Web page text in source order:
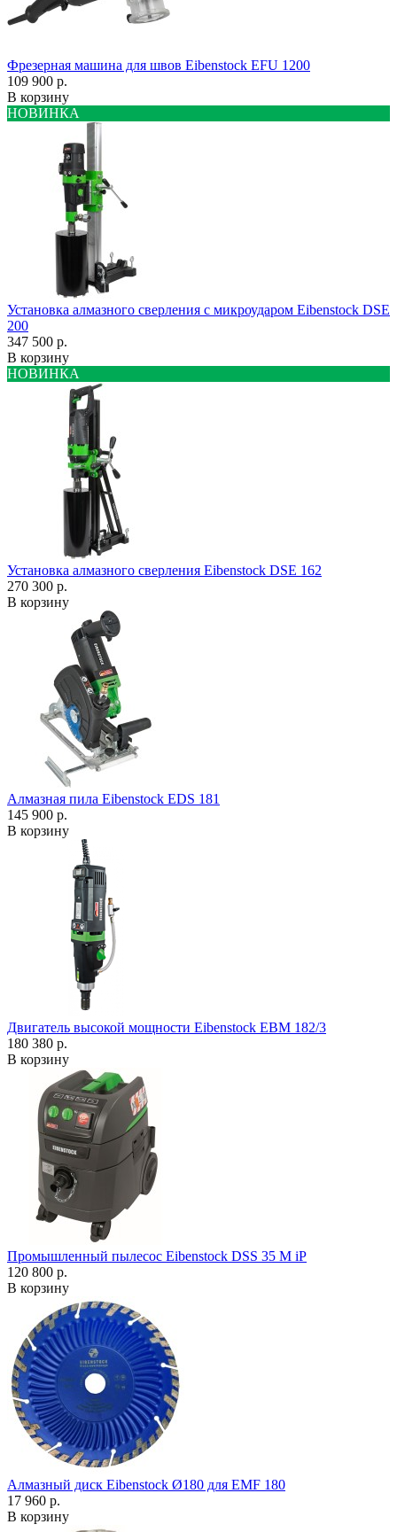
Фрезерная машина для швов Eibenstock EFU 1200
109 900 р.
В корзину
НОВИНКА
Установка алмазного сверления с микроударом Eibenstock DSE
200
347 500 р.
В корзину
НОВИНКА
Установка алмазного сверления Eibenstock DSE 162
270 300 р.
В корзину
Алмазная пила Eibenstock EDS 181
145 900 р.
В корзину
Двигатель высокой мощности Eibenstock EBM 182/3
180 380 р.
В корзину
Промышленный пылесос Eibenstock DSS 35 M iP
120 800 р.
В корзину
Алмазный диск Eibenstock Ø180 для EMF 180
17 960 р.
В корзину